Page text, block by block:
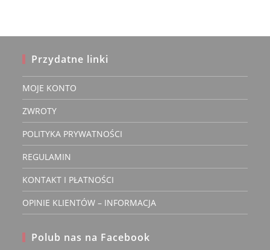
Przydatne linki
MOJE KONTO
ZWROTY
POLITYKA PRYWATNOŚCI
REGULAMIN
KONTAKT I PŁATNOŚCI
OPINIE KLIENTÓW – INFORMACJA
Polub nas na Facebook